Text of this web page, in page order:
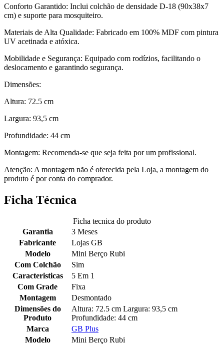
Conforto Garantido: Inclui colchão de densidade D-18 (90x38x7
cm) e suporte para mosquiteiro.
Materiais de Alta Qualidade: Fabricado em 100% MDF com pintura
UV acetinada e atóxica.
Mobilidade e Segurança: Equipado com rodízios, facilitando o
deslocamento e garantindo segurança.
Dimensões:
Altura: 72.5 cm
Largura: 93,5 cm
Profundidade: 44 cm
Montagem: Recomenda-se que seja feita por um profissional.
Atenção: A montagem não é oferecida pela Loja, a montagem do
produto é por conta do comprador.
Ficha Técnica
Ficha tecnica do produto
Garantia
3 Meses
Fabricante
Lojas GB
Modelo
Mini Berço Rubi
Com Colchão
Sim
Caracteristicas
5 Em 1
Com Grade
Fixa
Montagem
Desmontado
Dimensões do
Produto
Altura: 72.5 cm Largura: 93,5 cm
Profundidade: 44 cm
Marca
GB Plus
Modelo
Mini Berço Rubi